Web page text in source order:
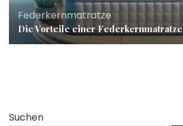
Federkernmatratze
Die Vorteile einer Federkernmatratze
Suchen